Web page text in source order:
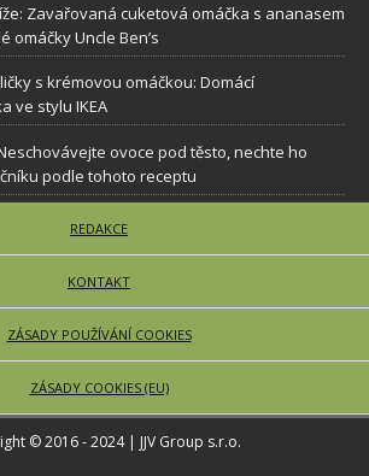
Zavařovaná cuketová omáčka s ananasem
omáčky Uncle Ben’s
s krémovou omáčkou: Domácí
ve stylu IKEA
ovoce pod těsto, nechte ho
podle tohoto receptu
REDAKCE
KONTAKT
ZÁSADY POUŽÍVÁNÍ COOKIES
ZÁSADY COOKIES (EU)
© 2016 - 2024 | JJV Group s.r.o.